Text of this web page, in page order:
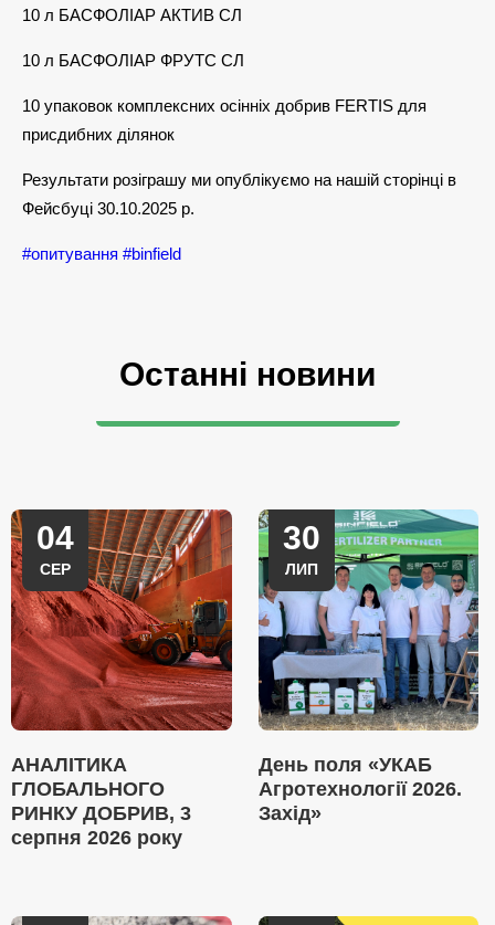
10 л БАСФОЛІАР АКТИВ СЛ
10 л БАСФОЛІАР ФРУТС СЛ
10 упаковок комплексних осінніх добрив FERTIS для
присдибних ділянок
Результати розіграшу ми опублікуємо на нашій сторінці в
Фейсбуці 30.10.2025 р.
#опитування #binfield
Останні новини
04
СЕР
АНАЛІТИКА
ГЛОБАЛЬНОГО
РИНКУ ДОБРИВ, 3
серпня 2026 року
30
ЛИП
День поля «УКАБ
Агротехнології 2026.
Захід»